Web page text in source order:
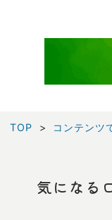
TOP コンテンツ
気になる